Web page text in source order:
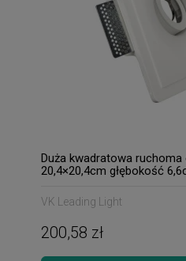
Duża kwadratowa ruchoma
20,4×20,4cm głębokość
VK Leading Light
200,58 zł